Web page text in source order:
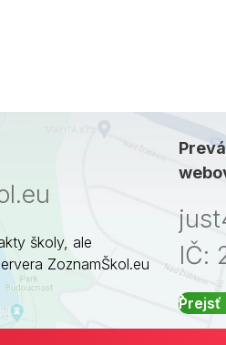
školy, ale
ZoznamŠkol.eu
IČ:
Prejsť